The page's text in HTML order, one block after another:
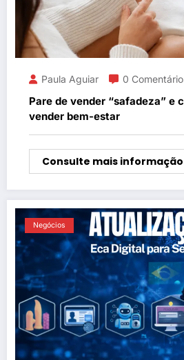
Paula Aguiar 0
Pare de vender “safadeza” e
vender bem-estar
Consulte mais informação
Negócios